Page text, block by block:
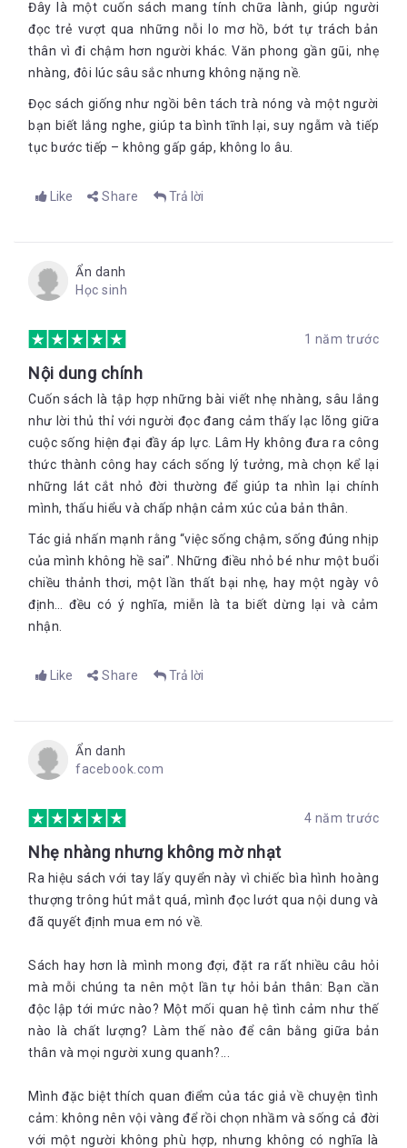
Đây là một cuốn sách mang tính chữa lành, giúp người
đọc trẻ vượt qua những nỗi lo mơ hồ, bớt tự trách bản
thân vì đi chậm hơn người khác. Văn phong gần gũi, nhẹ
nhàng, đôi lúc sâu sắc nhưng không nặng nề.
Đọc sách giống như ngồi bên tách trà nóng và một người
bạn biết lắng nghe, giúp ta bình tĩnh lại, suy ngẫm và tiếp
tục bước tiếp – không gấp gáp, không lo âu.
Like Share Trả lời
Ẩn danh
Học sinh
1 năm trước
Nội dung chính
Cuốn sách là tập hợp những bài viết nhẹ nhàng, sâu lắng
như lời thủ thỉ với người đọc đang cảm thấy lạc lõng giữa
cuộc sống hiện đại đầy áp lực. Lâm Hy không đưa ra công
thức thành công hay cách sống lý tưởng, mà chọn kể lại
những lát cắt nhỏ đời thường để giúp ta nhìn lại chính
mình, thấu hiểu và chấp nhận cảm xúc của bản thân.
Tác giả nhấn mạnh rằng “việc sống chậm, sống đúng nhịp
của mình không hề sai”. Những điều nhỏ bé như một buổi
chiều thảnh thơi, một lần thất bại nhẹ, hay một ngày vô
định… đều có ý nghĩa, miễn là ta biết dừng lại và cảm
nhận.
Like Share Trả lời
Ẩn danh
facebook.com
4 năm trước
Nhẹ nhàng nhưng không mờ nhạt
Ra hiệu sách với tay lấy quyển này vì chiếc bìa hình hoàng
thượng trông hút mắt quá, mình đọc lướt qua nội dung và
đã quyết định mua em nó về.
Sách hay hơn là mình mong đợi, đặt ra rất nhiều câu hỏi
mà mỗi chúng ta nên một lần tự hỏi bản thân: Bạn cần
độc lập tới mức nào? Một mối quan hệ tình cảm như thế
nào là chất lượng? Làm thế nào để cân bằng giữa bản
thân và mọi người xung quanh?...
Mình đặc biệt thích quan điểm của tác giả về chuyện tình
cảm: không nên vội vàng để rồi chọn nhầm và sống cả đời
với một người không phù hợp, nhưng không có nghĩa là